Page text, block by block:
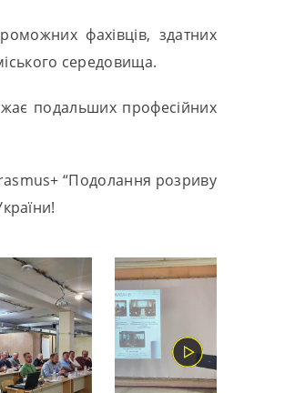
фахівців, здатних
середовища.
подальших професійних
“Подолання розриву